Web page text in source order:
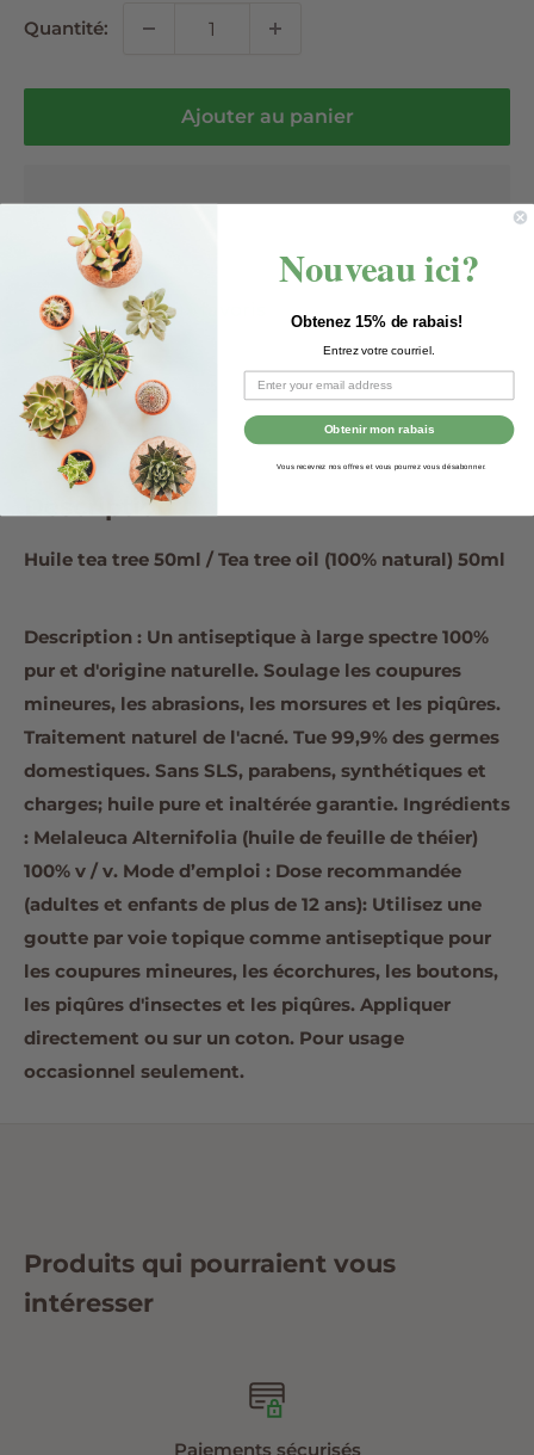
Quantité:
Ajouter au panier
Ajouter aux favoris
Partager
Description
Huile tea tree 50ml / Tea tree oil (100% natural) 50ml
Description : Un antiseptique à large spectre 100%
pur et d'origine naturelle. Soulage les coupures
mineures, les abrasions, les morsures et les piqûres.
Traitement naturel de l'acné. Tue 99,9% des germes
domestiques. Sans SLS, parabens, synthétiques et
charges; huile pure et inaltérée garantie. Ingrédients
: Melaleuca Alternifolia (huile de feuille de théier)
100% v / v. Mode d’emploi : Dose recommandée
(adultes et enfants de plus de 12 ans): Utilisez une
goutte par voie topique comme antiseptique pour
les coupures mineures, les écorchures, les boutons,
les piqûres d'insectes et les piqûres. Appliquer
directement ou sur un coton. Pour usage
occasionnel seulement.
Produits qui pourraient vous
intéresser
Paiements sécurisés
Nouveau ici?
Obtenez 15% de rabais!
Entrez votre courriel.
Obtenir mon rabais
Vous recevrez nos offres et vous pourrez vous désabonner.